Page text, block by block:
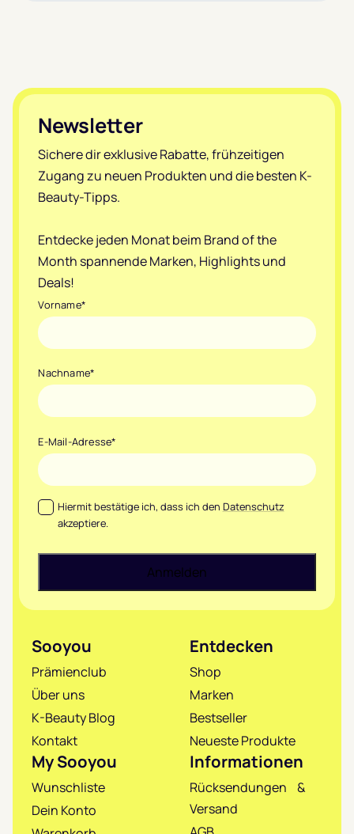
Footer
Newsletter
Sichere dir exklusive Rabatte, frühzeitigen
Zugang zu neuen Produkten und die besten K-
Beauty-Tipps.
Entdecke jeden Monat beim Brand of the
Month spannende Marken, Highlights und
Deals!
Vorname*
Nachname*
E-Mail-Adresse*
Datenschutz*
Hiermit bestätige ich, dass ich den Datenschutz
akzeptiere.
Sooyou
Prämienclub
Über uns
K-Beauty Blog
Kontakt
Entdecken
Shop
Marken
Bestseller
Neueste Produkte
My Sooyou
Wunschliste
Dein Konto
Informationen
Rücksendungen &
Versand